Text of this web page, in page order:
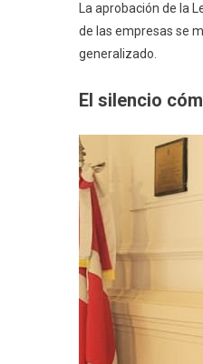
La aprobación de la
de las empresas se
generalizado.
El silencio